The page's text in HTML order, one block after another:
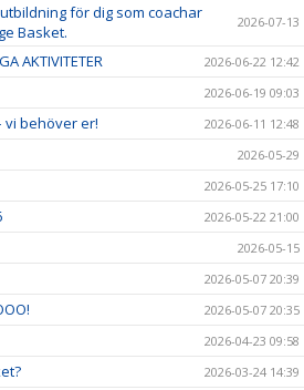
för dig som coachar
Basket.
2026-07-13
AKTIVITETER 2026-06-22 12:42
2026-06-19 09:03
vi behöver er! 2026-06-11 12:48
2026-05-29
2026-05-25 17:10
2026-05-22 21:00
2026-05-15
2026-05-07 20:39
2026-05-07 20:35
2026-04-23 09:58
2026-03-24 14:39